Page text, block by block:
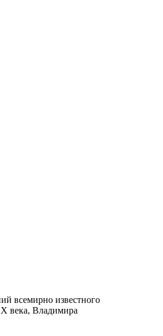
всемирно известного
века, Владимира